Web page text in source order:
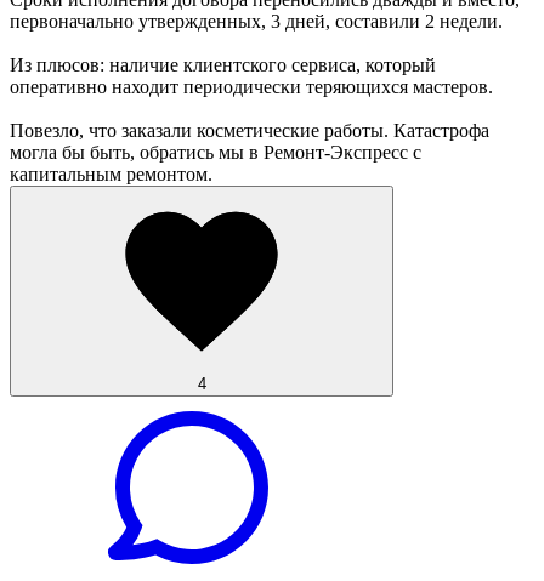
первоначально утвержденных, 3 дней, составили 2 недели.
Из плюсов: наличие клиентского сервиса, который
оперативно находит периодически теряющихся мастеров.
Повезло, что заказали косметические работы. Катастрофа
могла бы быть, обратись мы в Ремонт-Экспресс с
капитальным ремонтом.
4